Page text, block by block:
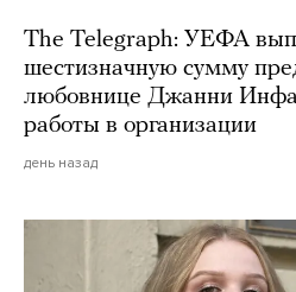
The Telegraph: УЕФА
шестизначную сумму
любовнице Джанни
работы в организации
день назад